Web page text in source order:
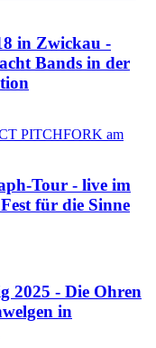
in Zwickau -
Bands in der
Tour - live im
für die Sinne
2025 - Die Ohren
in